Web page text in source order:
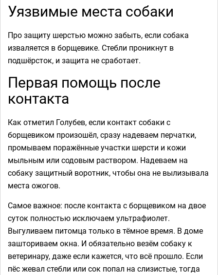
Уязвимые места собаки
Про защиту шерстью можно забыть, если собака
изваляется в борщевике. Стебли проникнут в
подшёрсток, и защита не сработает.
Первая помощь после
контакта
Как отметил Голубев, если контакт собаки с
борщевиком произошёл, сразу надеваем перчатки,
промываем поражённые участки шерсти и кожи
мыльным или содовым раствором. Надеваем на
собаку защитный воротник, чтобы она не вылизывала
места ожогов.
Самое важное: после контакта с борщевиком на двое
суток полностью исключаем ультрафиолет.
Выгуливаем питомца только в тёмное время. В доме
зашториваем окна. И обязательно везём собаку к
ветеринару, даже если кажется, что всё прошло. Если
пёс жевал стебли или сок попал на слизистые, тогда